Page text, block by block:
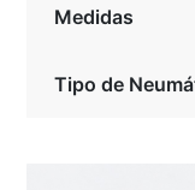
Medidas
Tipo de